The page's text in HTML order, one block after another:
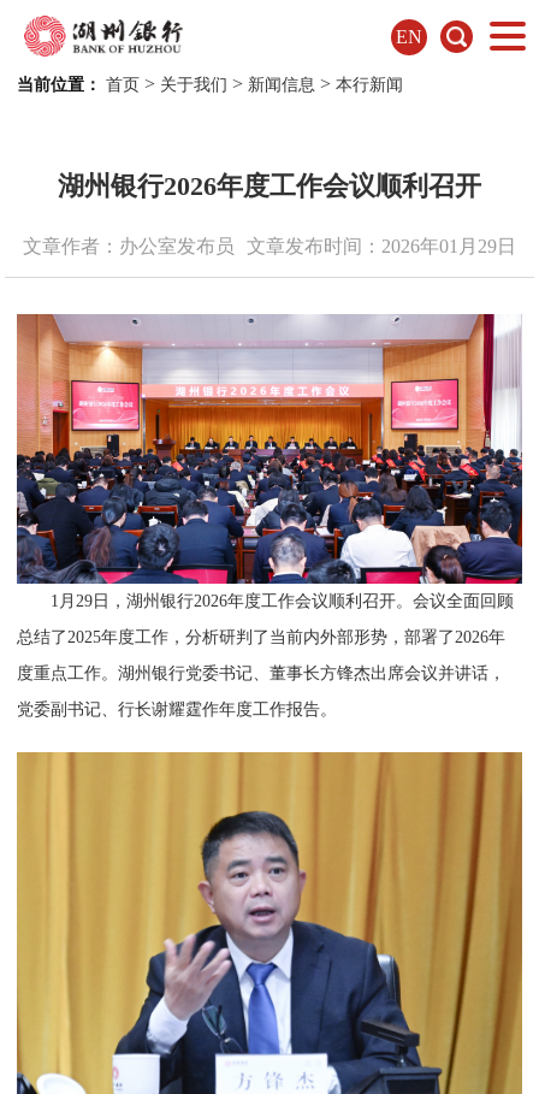
EN
当前位置： 首页 > 关于我们 > 新闻信息 >本行新闻
湖州银行2026年度工作会议顺利召开
文章作者：办公室发布员 文章发布时间：2026年01月29日
1月29日，湖州银行2026年度工作会议顺利召开。会议全面回顾
总结了2025年度工作，分析研判了当前内外部形势，部署了2026年
度重点工作。湖州银行党委书记、董事长方锋杰出席会议并讲话，
党委副书记、行长谢耀霆作年度工作报告。